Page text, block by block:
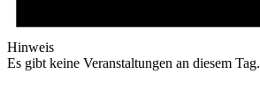
Hinweis
Es gibt keine Veranstaltungen an diesem Tag.